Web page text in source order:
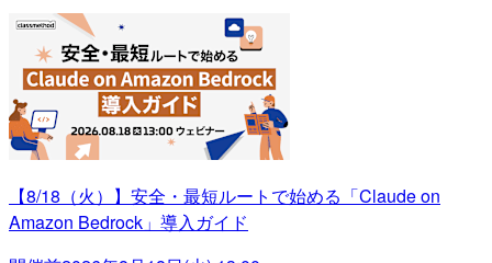
【8/18（火）】安全・最短ルートで始める「Claude on
Amazon Bedrock」導入ガイド